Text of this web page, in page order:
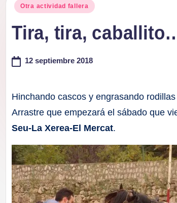
Publicado
Otra actividad fallera
Tira, tira,
12 septiembre 2018
Hinchando cascos y engrasando
Arrastre que empezará el sábado que
Seu-La Xerea-El Mercat.